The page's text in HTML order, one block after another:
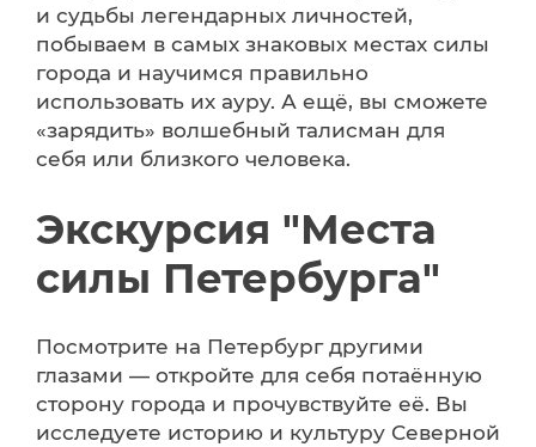
и судьбы легендарных личностей,
побываем в самых знаковых местах силы
города и научимся правильно
использовать их ауру. А ещё, вы сможете
«зарядить» волшебный талисман для
себя или близкого человека.
Экскурсия "Места
силы Петербурга"
Посмотрите на Петербург другими
глазами — откройте для себя потаённую
сторону города и прочувствуйте её. Вы
исследуете историю и культуру Северной